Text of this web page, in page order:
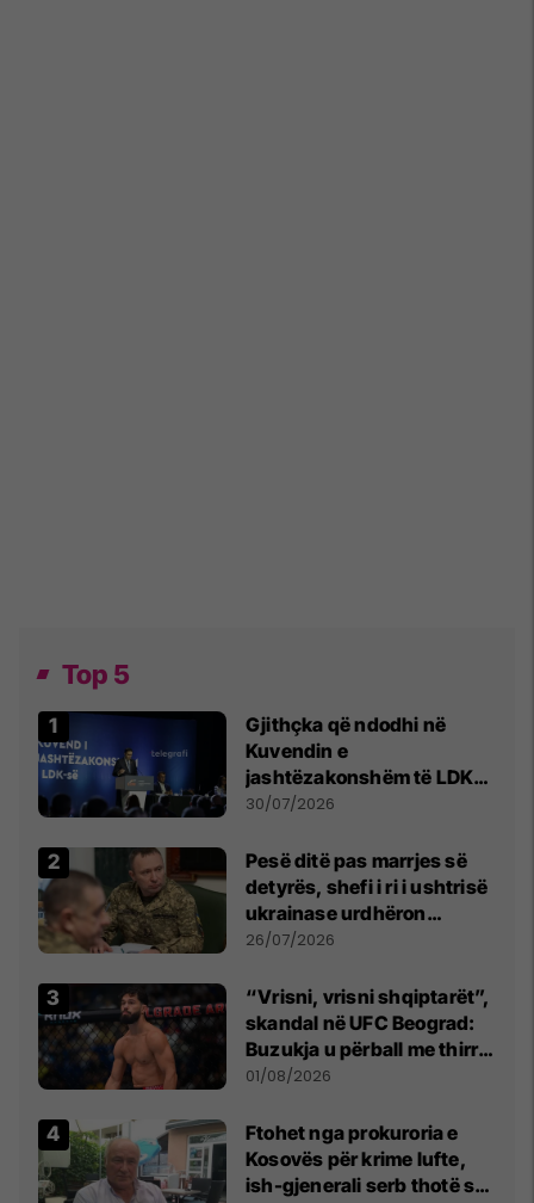
Top 5
Gjithçka që ndodhi në
Kuvendin e
jashtëzakonshëm të LDK-
së
30/07/2026
Pesë ditë pas marrjes së
detyrës, shefi i ri i ushtrisë
ukrainase urdhëron
kontroll të madh
26/07/2026
“Vrisni, vrisni shqiptarët”,
skandal në UFC Beograd:
Buzukja u përball me thirrje
anti-shqiptare nga
01/08/2026
Ftohet nga prokuroria e
Kosovës për krime lufte,
ish-gjenerali serb thotë se